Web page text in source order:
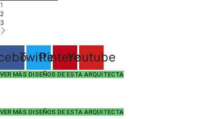
1
2
3
TwitterPinterestYoutube
VER MÁS DISEÑOS DE ESTA ARQUITECTA
VER MÁS DISEÑOS DE ESTA ARQUITECTA